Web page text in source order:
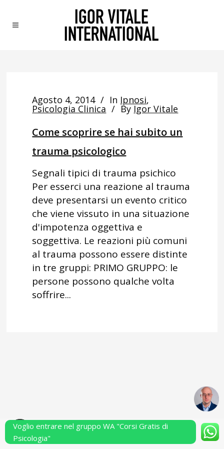
Agosto 4, 2014 In Ipnosi,
Psicologia Clinica By Igor Vitale
Come scoprire se hai subito un
trauma psicologico
Segnali tipici di trauma psichico
Per esserci una reazione al trauma
deve presentarsi un evento critico
che viene vissuto in una situazione
d'impotenza oggettiva e
soggettiva. Le reazioni più comuni
al trauma possono essere distinte
in tre gruppi: PRIMO GRUPPO: le
persone possono qualche volta
soffrire...
Powered by Performarsi S.a.s.
Voglio entrare nel gruppo WA "Corsi Gratis di
Psicologia"